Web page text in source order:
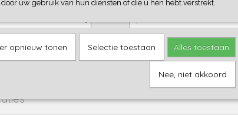
Aantal
uw gebruik van hun diensten of die u hen hebt verstrekt.
opnieuw tonen Selectie toestaan Alles toestaan
Nee, niet akkoord